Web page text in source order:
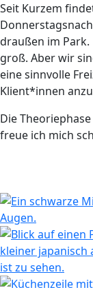
Seit Kurzem
draußen im
groß. Aber wir
eine sinnvolle
Klient*innen
Die
freue ich mich